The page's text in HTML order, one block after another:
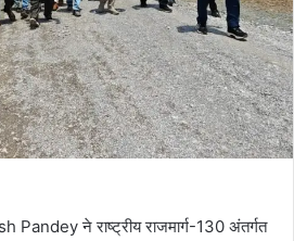
Pandey ने राष्ट्रीय राजमार्ग-130 अंतर्गत